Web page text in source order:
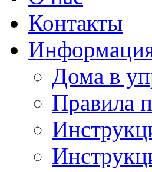
Контакты
Дома в
Правила